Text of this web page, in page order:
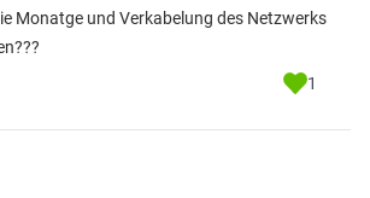
Monatge und Verkabelung des Netzwerks
1